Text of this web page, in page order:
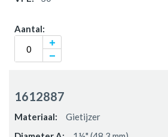
1612887
Gietijzer